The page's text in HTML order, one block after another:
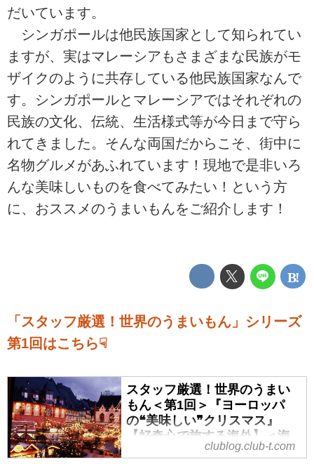
だいています。
シンガポールは他民族国家として知られてい
ますが、実はマレーシアもさまざまな民族がモ
ザイクのように共存している他民族国家なんで
す。シンガポールとマレーシアではそれぞれの
民族の文化、伝統、生活様式等が今日まで守ら
れてきました。そんな両国だからこそ、街中に
名物グルメがあふれています！現地で是非いろ
んな美味しいものを食べてみたい！という方
に、おススメのうまいもんをご紹介します！
「スタッフ厳選！世界のうまいもん」シリーズ
第1回はこちら☟
スタッフ厳選！世界のうまい
もん＜第1回＞『ヨーロッパ
の❝美味しい❞クリスマス』
【好奇心で旅する海外】＜海
外の「味」物語＞ - クラブログ
clublog.club-t.com